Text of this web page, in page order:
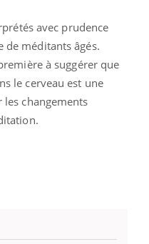
avec prudence
méditants âgés.
à suggérer que
le cerveau est une
changements